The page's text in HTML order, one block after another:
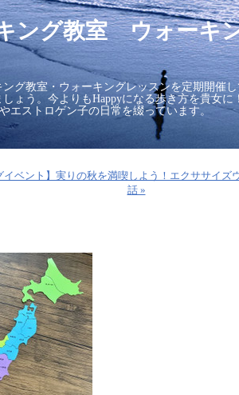
ング教室 ウォーキ
グ教室・ウォーキングレッスンを定期開催
ょう。今よりもHappyになる歩き方を貴女
エストロゲン子の日常を綴っています。
ベント】実りの秋を満喫しよう！エクササイズ
話 »